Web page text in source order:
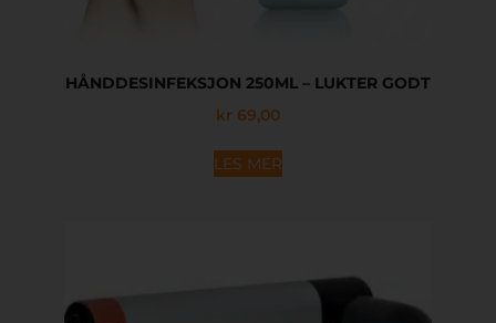
HÅNDDESINFEKSJON 250ML – LUKTER GODT
kr 69,00
LES MER